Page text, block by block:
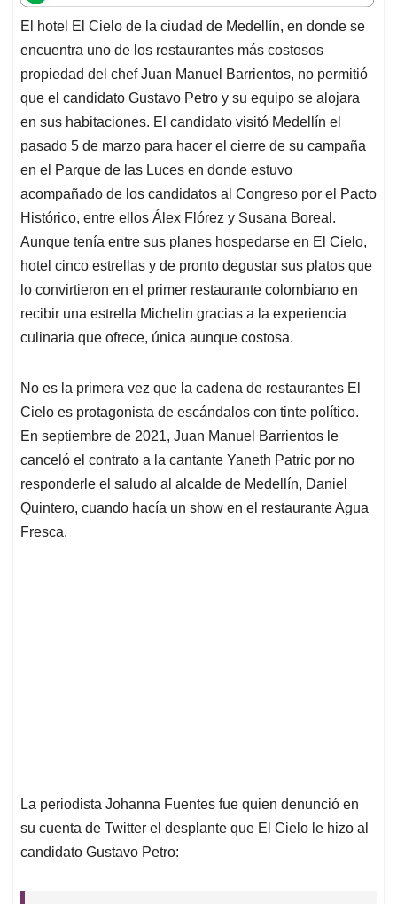
t
s
A
p
p
e
b
o
o
k
k
e
d
I
n
i
l
e
a
d
s
El hotel El Cielo de la ciudad de Medellín, en donde se
encuentra uno de los restaurantes más costosos
propiedad del chef Juan Manuel Barrientos, no permitió
que el candidato Gustavo Petro y su equipo se alojara
en sus habitaciones. El candidato visitó Medellín el
pasado 5 de marzo para hacer el cierre de su campaña
en el Parque de las Luces en donde estuvo
acompañado de los candidatos al Congreso por el Pacto
Histórico, entre ellos Álex Flórez y Susana Boreal.
Aunque tenía entre sus planes hospedarse en El Cielo,
hotel cinco estrellas y de pronto degustar sus platos que
lo convirtieron en el primer restaurante colombiano en
recibir una estrella Michelin gracias a la experiencia
culinaria que ofrece, única aunque costosa.
No es la primera vez que la cadena de restaurantes El
Cielo es protagonista de escándalos con tinte político.
En septiembre de 2021, Juan Manuel Barrientos le
canceló el contrato a la cantante Yaneth Patric por no
responderle el saludo al alcalde de Medellín, Daniel
Quintero, cuando hacía un show en el restaurante Agua
Fresca.
La periodista Johanna Fuentes fue quien denunció en
su cuenta de Twitter el desplante que El Cielo le hizo al
candidato Gustavo Petro: